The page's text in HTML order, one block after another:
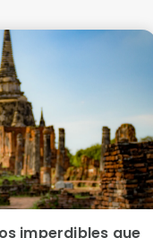
imperdibles que